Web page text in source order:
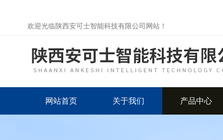
欢迎光临陕西安可士智能科技有限公司网站！
网站首页 关于我们 产品中心